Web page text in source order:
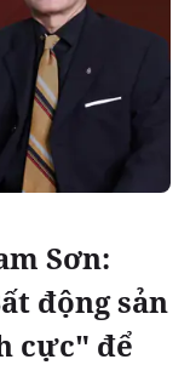
Sơn:
động sản
cực" để